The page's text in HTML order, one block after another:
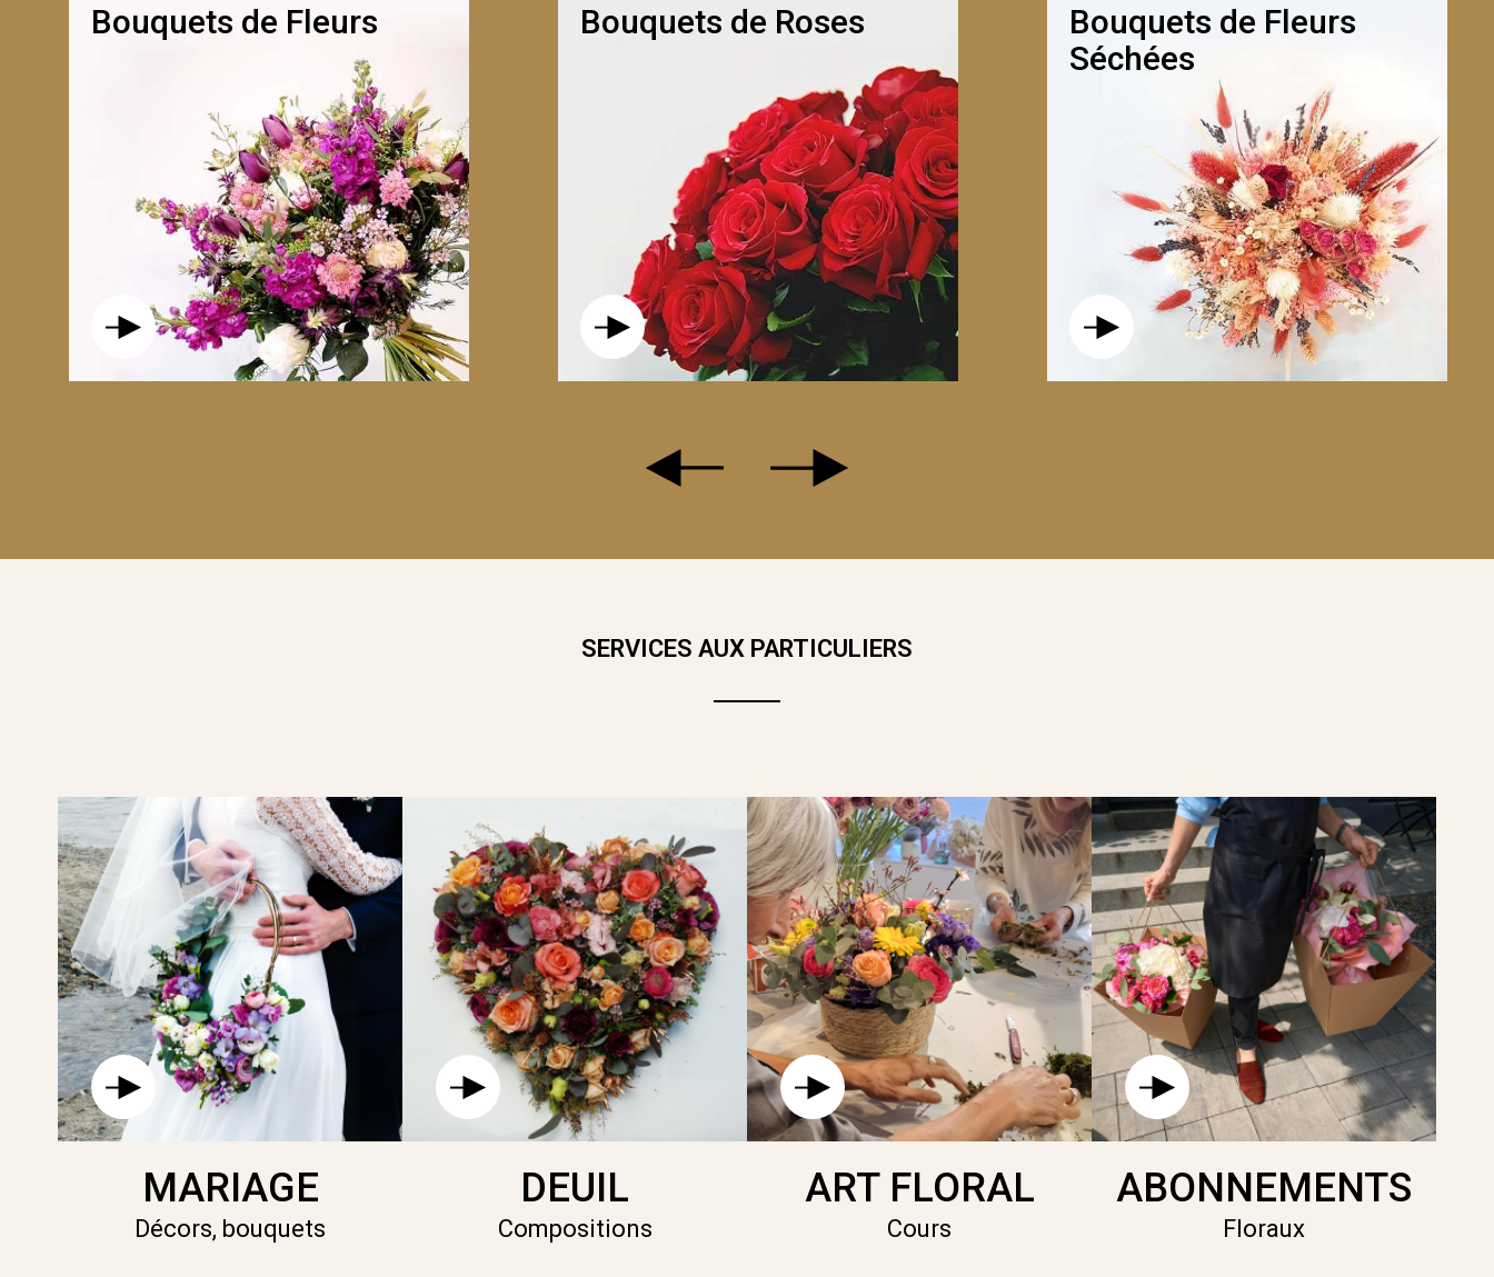
Bouquets de Fleurs Bouquets de Roses
Bouquets de Fleurs
Séchées
SERVICES AUX PARTICULIERS
MARIAGE
Décors, bouquets
DEUIL
Compositions
ART FLORAL
Cours
ABONNEMENTS
Floraux
POUR DIRE " JE T'AIME " OU " MERCI" AVEC PANACHE ! CETTE ROSE À LA COULEUR PASTEL ET TENDRE EST IDÉAL POUR QUI EST À LA
RECHERCHE DE DOUCEUR UN BEAU BOUQUET DE 9 ROSES ET VERDURES À OFFRIR EN TOUTES OCCASIONS .